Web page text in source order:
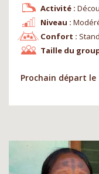
Niveau :
Confort :
Activité :
Taille du
Prochain départ le